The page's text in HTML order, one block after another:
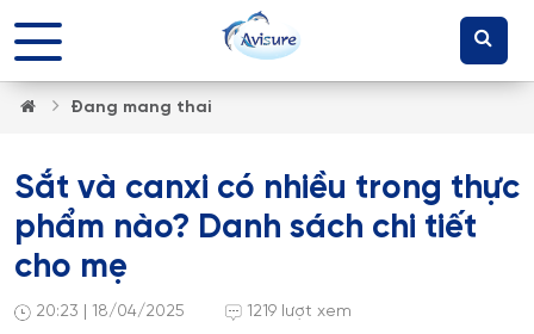
Đang mang thai
Sắt và canxi có nhiều trong thực
phẩm nào? Danh sách chi tiết
cho mẹ
20:23 | 18/04/2025 1219 lượt xem